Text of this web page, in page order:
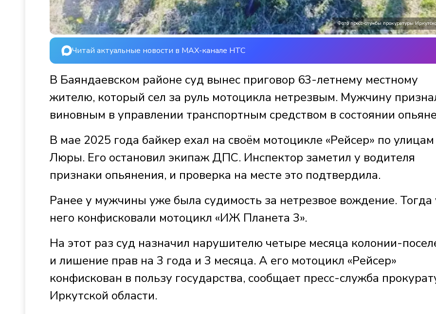
Фото пресс-службы прокуратуры
Читай актуальные новости в MAX-канале НТС
В Баяндаевском районе суд вынес приговор 63-летнему местному
жителю, который сел за руль мотоцикла нетрезвым. Мужчину
виновным в управлении транспортным средством в состоянии
В мае 2025 года байкер ехал на своём мотоцикле «Рейсер» по улицам
Люры. Его остановил экипаж ДПС. Инспектор заметил у водителя
признаки опьянения, и проверка на месте это подтвердила.
Ранее у мужчины уже была судимость за нетрезвое вождение. Тогда
него конфисковали мотоцикл «ИЖ Планета 3».
На этот раз суд назначил нарушителю четыре месяца колонии-
и лишение прав на 3 года и 3 месяца. А его мотоцикл «Рейсер»
конфискован в пользу государства, сообщает пресс-служба
Иркутской области.